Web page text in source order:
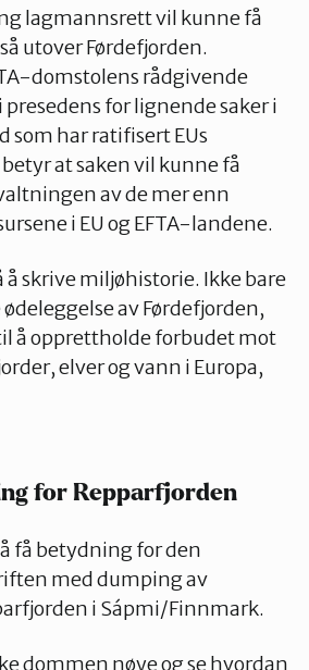
lagmannsrett vil kunne få
utover Førdefjorden.
domstolens rådgivende
for lignende saker i
som har ratifisert EUs
at saken vil kunne få
av de mer enn
i EU og EFTA-landene.
å skrive miljøhistorie. Ikke bare
av Førdefjorden,
å opprettholde forbudet mot
elver og vann i Europa,
for Repparfjorden
få betydning for den
med dumping av
i Sápmi/Finnmark.
dommen nøye og se hvordan